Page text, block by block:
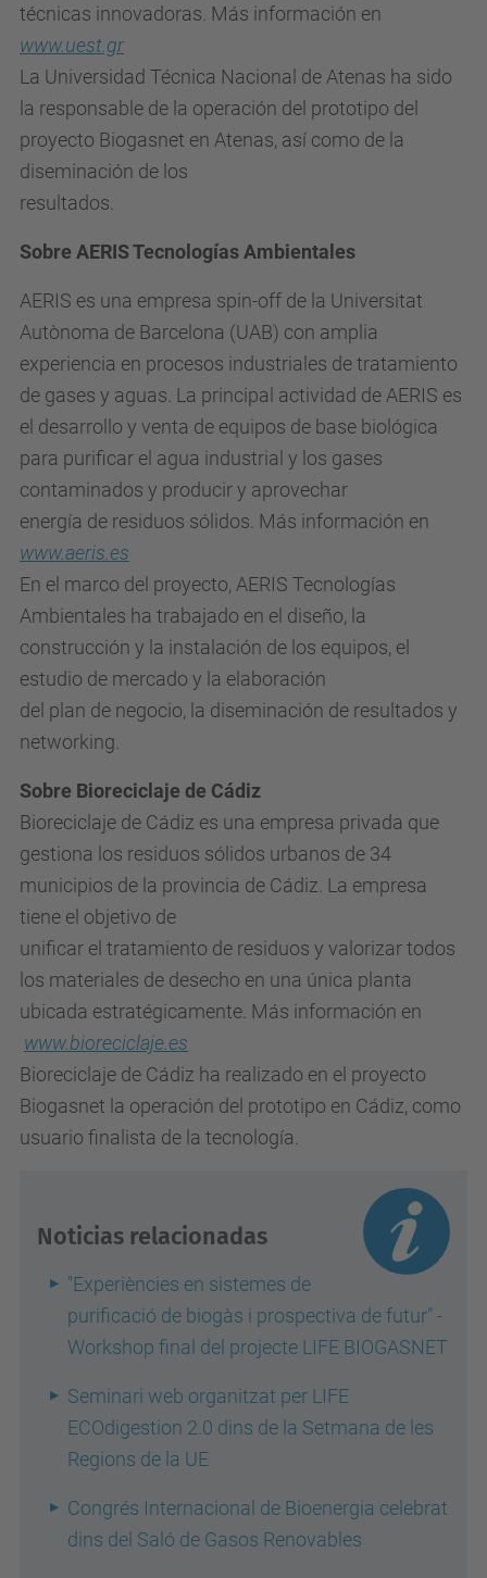
técnicas innovadoras. Más información en
www.uest.gr
La Universidad Técnica Nacional de Atenas ha sido
la responsable de la operación del prototipo del
proyecto Biogasnet en Atenas, así como de la
diseminación de los
resultados.
Sobre AERIS Tecnologías Ambientales
AERIS es una empresa spin-off de la Universitat
Autònoma de Barcelona (UAB) con amplia
experiencia en procesos industriales de tratamiento
de gases y aguas. La principal actividad de AERIS es
el desarrollo y venta de equipos de base biológica
para purificar el agua industrial y los gases
contaminados y producir y aprovechar
energía de residuos sólidos. Más información en
www.aeris.es
En el marco del proyecto, AERIS Tecnologías
Ambientales ha trabajado en el diseño, la
construcción y la instalación de los equipos, el
estudio de mercado y la elaboración
del plan de negocio, la diseminación de resultados y
networking.
Sobre Bioreciclaje de Cádiz
Bioreciclaje de Cádiz es una empresa privada que
gestiona los residuos sólidos urbanos de 34
municipios de la provincia de Cádiz. La empresa
tiene el objetivo de
unificar el tratamiento de residuos y valorizar todos
los materiales de desecho en una única planta
ubicada estratégicamente. Más información en
www.bioreciclaje.es
Bioreciclaje de Cádiz ha realizado en el proyecto
Biogasnet la operación del prototipo en Cádiz, como
usuario finalista de la tecnología.
Noticias relacionadas
"Experiències en sistemes de
purificació de biogàs i prospectiva de futur" -
Workshop final del projecte LIFE BIOGASNET
Seminari web organitzat per LIFE
ECOdigestion 2.0 dins de la Setmana de les
Regions de la UE
Congrés Internacional de Bioenergia celebrat
dins del Saló de Gasos Renovables